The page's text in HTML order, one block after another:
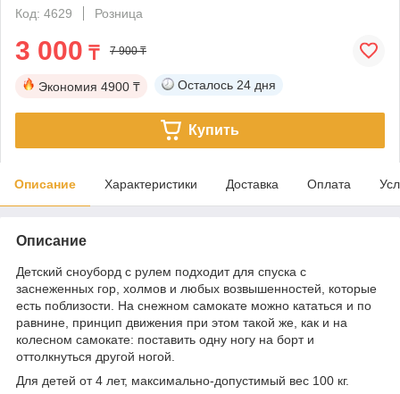
Код: 4629
Розница
3 000 ₸ 7 900 ₸
Экономия 4900 ₸ Осталось 24 дня
Купить
Описание Характеристики Доставка Оплата
Описание
Детский сноуборд с рулем подходит для спуска с
заснеженных гор, холмов и любых возвышенностей, которые
есть поблизости. На снежном самокате можно кататься и по
равнине, принцип движения при этом такой же, как и на
колесном самокате: поставить одну ногу на борт и
оттолкнуться другой ногой.
Для детей от 4 лет, максимально-допустимый вес 100 кг.